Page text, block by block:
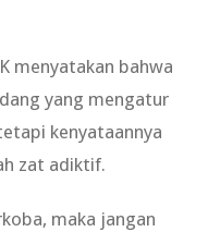
menyatakan bahwa
yang mengatur
kenyataannya
zat adiktif.
maka jangan